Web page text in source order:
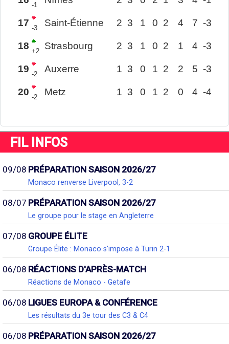
-1
17 -3 Saint-Étienne 2 3 1 0 2 4 7 -3
18 +2 Strasbourg 2 3 1 0 2 1 4 -3
19 -2 Auxerre 1 3 0 1 2 2 5 -3
20 -2 Metz 1 3 0 1 2 0 4 -4
FIL INFOS
09/08 PRÉPARATION SAISON 2026/27
Monaco renverse Liverpool, 3-2
08/07 PRÉPARATION SAISON 2026/27
Le groupe pour le stage en Angleterre
07/08 GROUPE ÉLITE
Groupe Élite : Monaco s'impose à Turin 2-1
06/08 RÉACTIONS D'APRÈS-MATCH
Réactions de Monaco - Getafe
06/08 LIGUES EUROPA & CONFÉRENCE
Les résultats du 3e tour des C3 & C4
06/08 PRÉPARATION SAISON 2026/27